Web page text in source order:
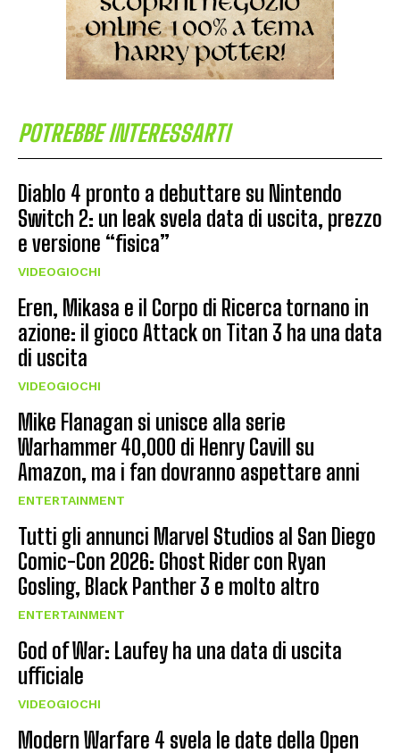
POTREBBE INTERESSARTI
Diablo 4 pronto a debuttare su Nintendo
Switch 2: un leak svela data di uscita, prezzo
e versione “fisica”
VIDEOGIOCHI
Eren, Mikasa e il Corpo di Ricerca tornano in
azione: il gioco Attack on Titan 3 ha una data
di uscita
VIDEOGIOCHI
Mike Flanagan si unisce alla serie
Warhammer 40,000 di Henry Cavill su
Amazon, ma i fan dovranno aspettare anni
ENTERTAINMENT
Tutti gli annunci Marvel Studios al San Diego
Comic-Con 2026: Ghost Rider con Ryan
Gosling, Black Panther 3 e molto altro
ENTERTAINMENT
God of War: Laufey ha una data di uscita
ufficiale
VIDEOGIOCHI
Modern Warfare 4 svela le date della Open